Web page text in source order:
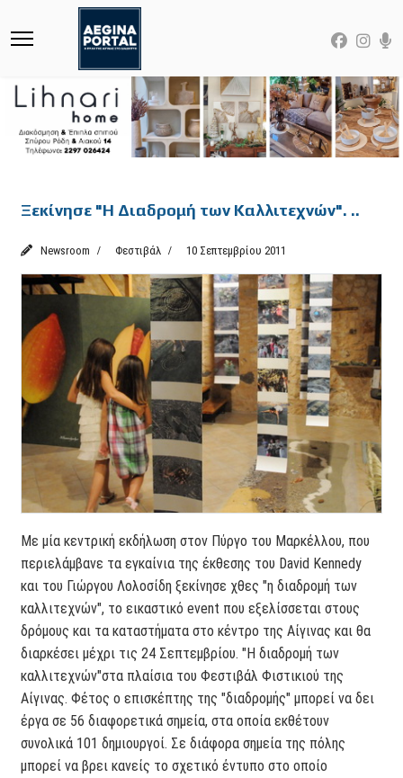
Ξεκίνησε "Η Διαδρομή των Καλλιτεχνών". ..
Newsroom Φεστιβάλ 10 Σεπτεμβρίου 2011
Με μία κεντρική εκδήλωση στον Πύργο του Μαρκέλλου, που
περιελάμβανε τα εγκαίνια της έκθεσης του David Kennedy
και του Γιώργου Λολοσίδη ξεκίνησε χθες "η διαδρομή των
καλλιτεχνών", το εικαστικό event που εξελίσσεται στους
δρόμους και τα καταστήματα στο κέντρο της Αίγινας και θα
διαρκέσει μέχρι τις 24 Σεπτεμβρίου. "H διαδρομή των
καλλιτεχνών"στα πλαίσια του Φεστιβάλ Φιστικιού της
Αίγινας. Φέτος ο επισκέπτης της "διαδρομής" μπορεί να δει
έργα σε 56 διαφορετικά σημεία, στα οποία εκθέτουν
συνολικά 101 δημιουργοί. Σε διάφορα σημεία της πόλης
μπορεί να βρει κανείς το σχετικό έντυπο στο οποίο